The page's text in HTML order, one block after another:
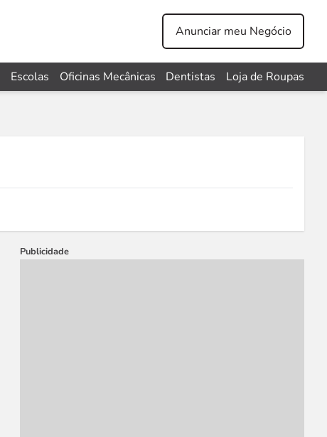
Anunciar meu Negócio
Escolas Oficinas Mecânicas Dentistas Loja de Roupas
Publicidade